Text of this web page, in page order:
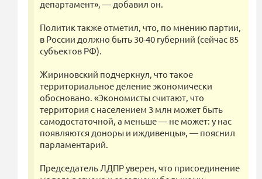
департамент», — добавил он.
Политик также отметил, что, по мнению партии,
в России должно быть 30-40 губерний (сейчас 85
субъектов РФ).
Жириновский подчеркнул, что такое
территориальное деление экономически
обосновано. «Экономисты считают, что
территория с населением 3 млн может быть
самодостаточной, а меньше — не может: у нас
появляются доноры и иждивенцы», — пояснил
парламентарий.
Председатель ЛДПР уверен, что присоединение